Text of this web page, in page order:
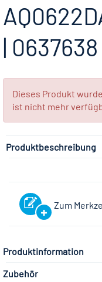
| 0637638
Dieses Produkt
ist nicht mehr
Produktbeschreibung
Zum
Produktinformation
Zubehör